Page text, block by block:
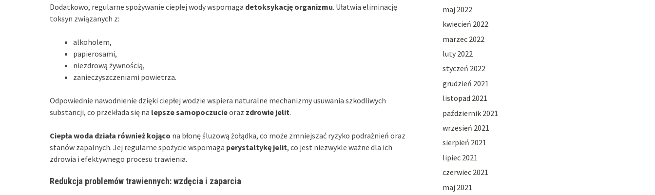
Dodatkowo, regularne spożywanie ciepłej wody wspomaga detoksykację organizmu. Ułatwia eliminację
toksyn związanych z:
alkoholem,
papierosami,
niezdrową żywnością,
zanieczyszczeniami powietrza.
Odpowiednie nawodnienie dzięki ciepłej wodzie wspiera naturalne mechanizmy usuwania szkodliwych
substancji, co przekłada się na lepsze samopoczucieoraz zdrowie jelit.
Ciepła woda działa również kojąco na błonę śluzową żołądka, co może zmniejszać ryzyko podrażnień oraz
stanów zapalnych. Jej regularne spożycie wspomaga perystaltykę jelit, co jest niezwykle ważne dla ich
zdrowia i efektywnego procesu trawienia.
Redukcja problemów trawiennych: wzdęcia i zaparcia
maj 2022
kwiecień 2022
marzec 2022
luty 2022
styczeń 2022
grudzień 2021
listopad 2021
październik 2021
wrzesień 2021
sierpień 2021
lipiec 2021
czerwiec 2021
maj 2021